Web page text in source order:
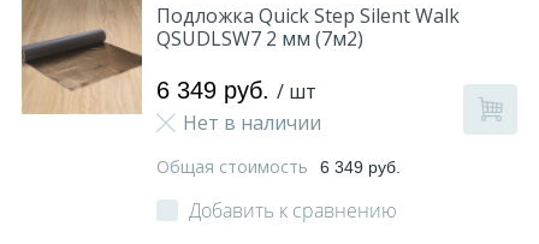
Подложка Quick Step Silent Walk
QSUDLSW7 2 мм (7м2)
6 349 руб. / шт
Нет в наличии
Общая стоимость 6 349 руб.
Добавить к сравнению